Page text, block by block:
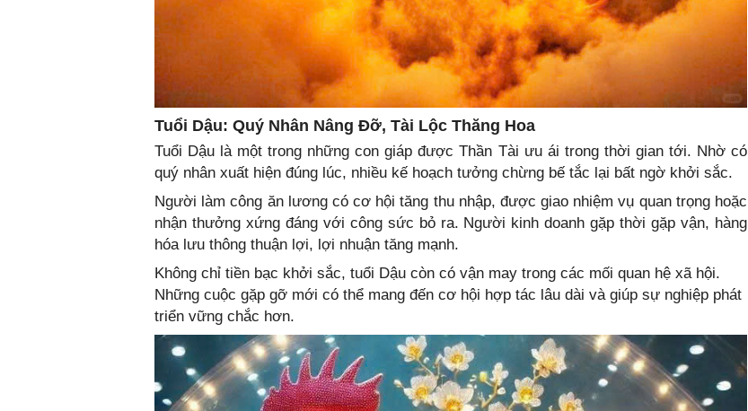
Tuổi Dậu: Quý Nhân Nâng Đỡ, Tài Lộc Thăng Hoa
Tuổi Dậu là một trong những con giáp được Thần Tài ưu ái trong thời gian tới. Nhờ có
quý nhân xuất hiện đúng lúc, nhiều kế hoạch tưởng chừng bế tắc lại bất ngờ khởi sắc.
Người làm công ăn lương có cơ hội tăng thu nhập, được giao nhiệm vụ quan trọng hoặc
nhận thưởng xứng đáng với công sức bỏ ra. Người kinh doanh gặp thời gặp vận, hàng
hóa lưu thông thuận lợi, lợi nhuận tăng mạnh.
Không chỉ tiền bạc khởi sắc, tuổi Dậu còn có vận may trong các mối quan hệ xã hội.
Những cuộc gặp gỡ mới có thể mang đến cơ hội hợp tác lâu dài và giúp sự nghiệp phát
triển vững chắc hơn.